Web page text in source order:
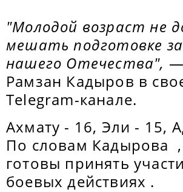
"Молодой возраст не
мешать подготовке
нашего Отечества", —
Рамзан Кадыров в
Telegram-канале.
Ахмату - 16, Эли - 15,
По словам Кадырова
готовы принять
боевых действиях .